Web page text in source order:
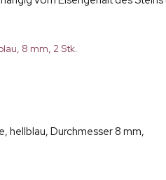
8 mm, 2 Stk.
hellblau, Durchmesser 8 mm,